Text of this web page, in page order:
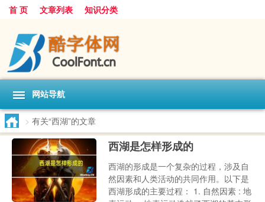
首 页 文章列表 知识分类
网站导航
> 有关“西湖”的文章
西湖是怎样形成的
西湖的形成是一个复杂的过程，涉及自
然因素和人类活动的共同作用。以下是
西湖形成的主要过程： 1. 自然因素 : 地